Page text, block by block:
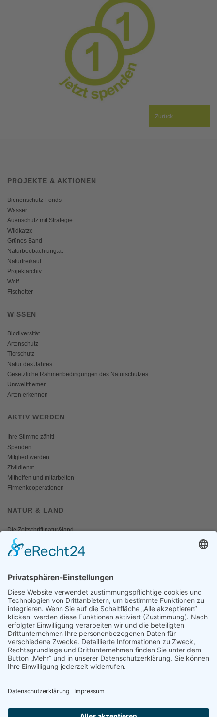
.
Zurück
PROJEKTE & AKTIONEN
Bienenschutz-Fonds
Wasser
Auenschutz mit Strategie
Wildkatze
Grünes Band
Naturbeobachtung.at
Naturfreikauf
Projektarchiv
Wolf
Fischotter
WISSEN
Biodiversität
Artenschutz
Tierschutz
Natur des Jahres
Gesetzliche Rahmenbedingungen des Naturschutzes
Umweltthemen
Arten erkennen
AKTIV WERDEN
Ihre Stimme zählt!
Spenden
Mitglied werden
Zivildienst
Mithelfen und mitarbeiten
Firmenkooperationen
NATUR & LAND
Die Zeitschrift natur&land
Archiv
Mediadaten
Fotos und Logos
Presseaussendungen
Presse
Presseinformationen abonnieren
ÜBER UNS
Naturschutzbund
Naturschutzjugend